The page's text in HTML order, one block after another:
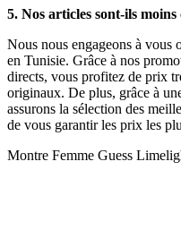
5. Nos articles sont-ils moins
Nous nous engageons à
en Tunisie. Grâce à nos
directs, vous profitez de prix
originaux. De plus, grâce à
assurons la sélection des
de vous garantir les prix les
Montre Femme Guess